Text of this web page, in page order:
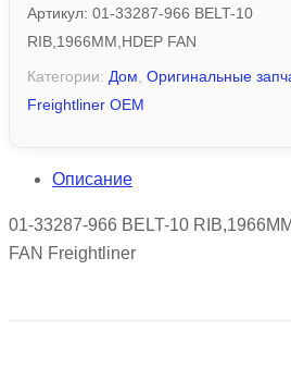
Артикул: 01-33287-966 BELT-10
RIB,1966MM,HDEP FAN
Категории: Дом Оригинальные
Freightliner OEM
Описание
01-33287-966 BELT-10
FAN Freightliner